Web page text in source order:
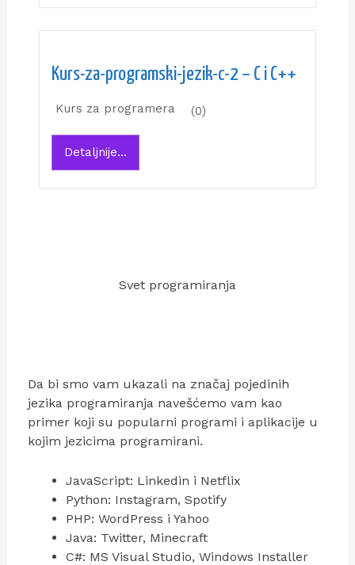
Kurs-za-programski-jezik-c-2 – C i C++
Kurs za programera (0)
Detaljnije...
Svet programiranja
Da bi smo vam ukazali na značaj pojedinih
jezika programiranja navešćemo vam kao
primer koji su popularni programi i aplikacije u
kojim jezicima programirani.
JavaScript: Linkedin i Netflix
Python: Instagram, Spotify
PHP: WordPress i Yahoo
Java: Twitter, Minecraft
C#: MS Visual Studio, Windows Installer